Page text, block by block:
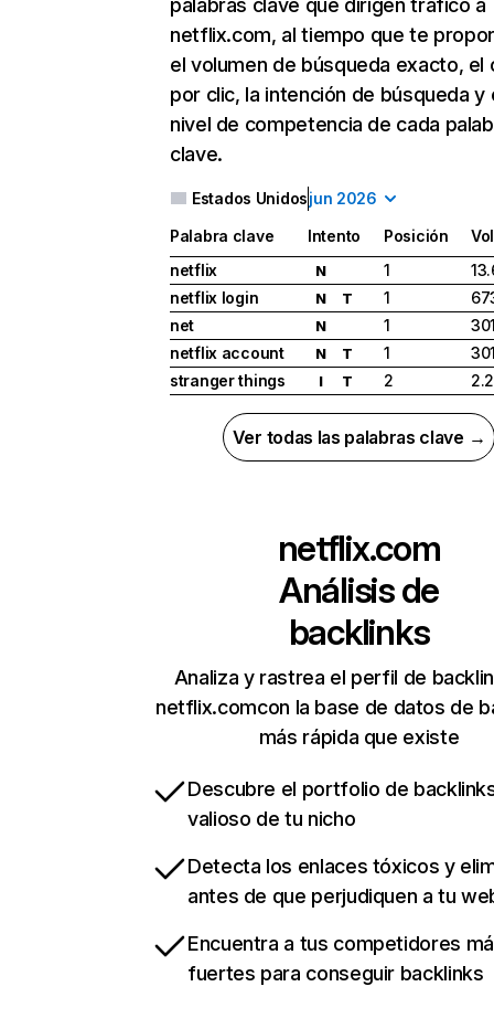
palabras clave que dirigen tráfico a
netflix.com, al tiempo que te
el volumen de búsqueda exacto, el
por clic, la intención de búsqueda y
nivel de competencia de cada
clave.
Estados Unidosjun 2026
Palabra clave Intento Posición
netflix
N 1
netflix login
N T 1
net
N 1
netflix account
N T 1
stranger things
I T 2
Ver todas las palabras clave →
netflix.com
Análisis de
backlinks
Analiza y rastrea el perfil de
netflix.comcon la base de datos de
más rápida que existe
Descubre el portfolio de
valioso de tu nicho
Detecta los enlaces tóxicos y
antes de que perjudiquen a tu
Encuentra a tus competidores
fuertes para conseguir backlinks